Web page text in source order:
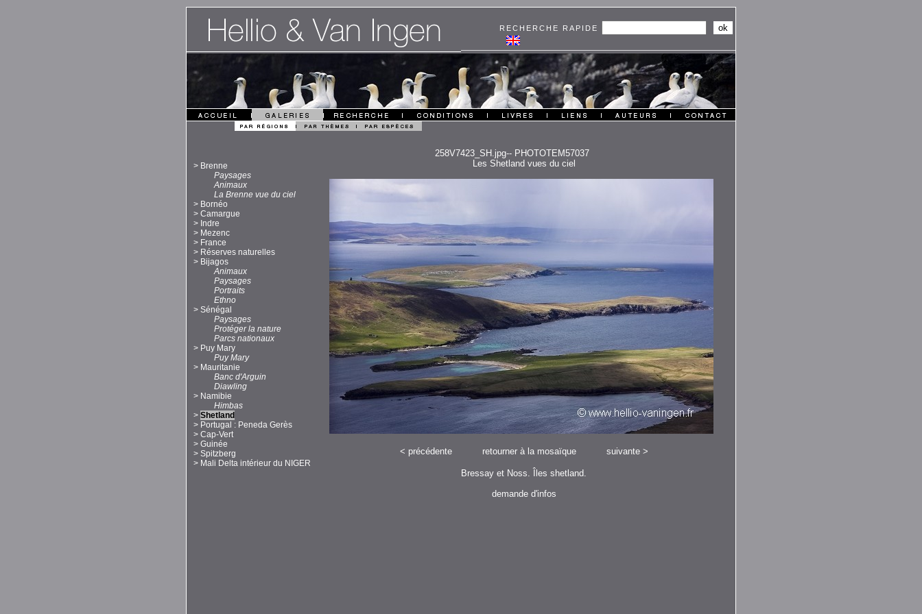
RECHERCHE RAPIDE
258V7423_SH.jpg-- PHOTOTEM57037
> Brenne
Paysages
Animaux
La Brenne vue du ciel
> Bornéo
> Camargue
> Indre
> Mezenc
> France
> Réserves naturelles
> Bijagos
Animaux
Paysages
Portraits
Ethno
> Sénégal
Paysages
Protéger la nature
Parcs nationaux
> Puy Mary
Puy Mary
> Mauritanie
Banc d'Arguin
Diawling
> Namibie
Himbas
> Shetland
> Portugal : Peneda Gerès
> Cap-Vert
> Guinée
> Spitzberg
> Mali Delta intérieur du NIGER
Les Shetland vues du ciel
< précédente retourner à la mosaïque suivante>
Bressay et Noss. Îles shetland.
demande d'infos